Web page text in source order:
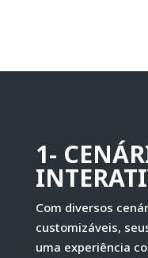
1-
Com diversos
customizáveis,
uma experiência